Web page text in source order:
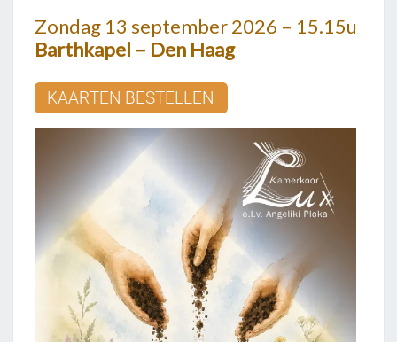
Zondag 13 september 2026 – 15.15u
Barthkapel – Den Haag